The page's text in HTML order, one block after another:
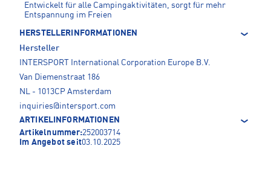
Entwickelt für alle Campingaktivitäten, sorgt für mehr
Entspannung im Freien
HERSTELLERINFORMATIONEN
Hersteller
INTERSPORT International Corporation Europe B.V.
Van Diemenstraat 186
NL - 1013CP Amsterdam
inquiries@intersport.com
ARTIKELINFORMATIONEN
Artikelnummer:252003714
Im Angebot seit03.10.2025